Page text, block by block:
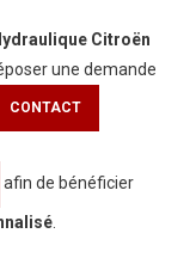
Citroën
une demande
CONTACT
afin de bénéficier